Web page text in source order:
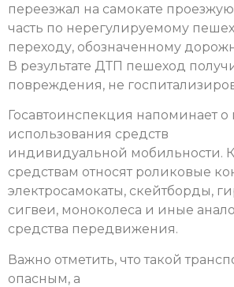
переезжал на самокате проезжую
часть по нерегулируемому
переходу, обозначенному
В результате ДТП пешеход
повреждения, не
Госавтоинспекция напоминает о
использования средств
индивидуальной мобильности.
средствам относят роликовые
электросамокаты, скейтборды,
сигвеи, моноколеса и иные
средства передвижения.
Важно отметить, что такой
опасным, а